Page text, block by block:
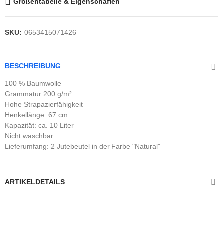
SKU: 0653415071426
BESCHREIBUNG
100 % Baumwolle
Grammatur 200 g/m²
Hohe Strapazierfähigkeit
Henkellänge: 67 cm
Kapazität: ca. 10 Liter
Nicht waschbar
Lieferumfang: 2 Jutebeutel in der Farbe "Natural"
ARTIKELDETAILS